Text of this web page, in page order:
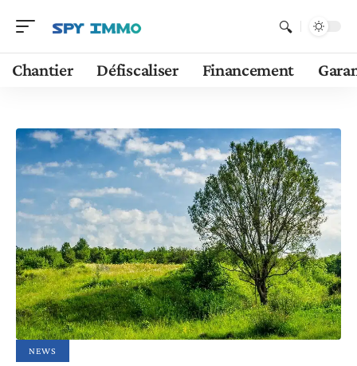
Chantier Défiscaliser Financement
NEWS